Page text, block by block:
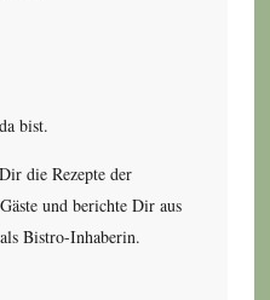
bist.
die Rezepte der
und berichte Dir aus
Bistro-Inhaberin.